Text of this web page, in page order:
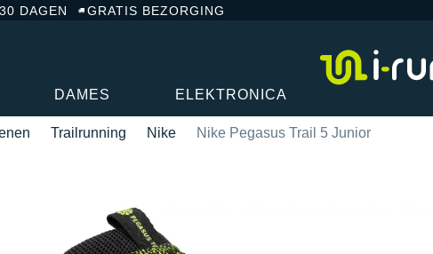
DAGEN GRATIS BEZORGING
DAMES ELEKTRONICA
Trailrunning Nike Nike Pegasus Trail 5 Junior